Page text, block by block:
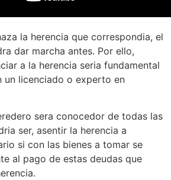
la herencia que correspondia, el
dar marcha antes. Por ello,
a la herencia seria fundamental
un licenciado o experto en
sera conocedor de todas las
ser, asentir la herencia a
si con las bienes a tomar se
al pago de estas deudas que